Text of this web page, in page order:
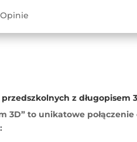
Opinie
z długopisem
3D” to unikatowe
: